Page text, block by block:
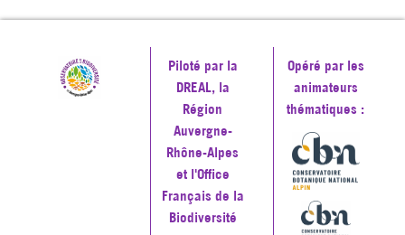
Piloté par la
DREAL, la
Région
Auvergne-
Rhône-Alpes
et l'Office
Français de la
Biodiversité
Opéré par les
animateurs
thématiques :